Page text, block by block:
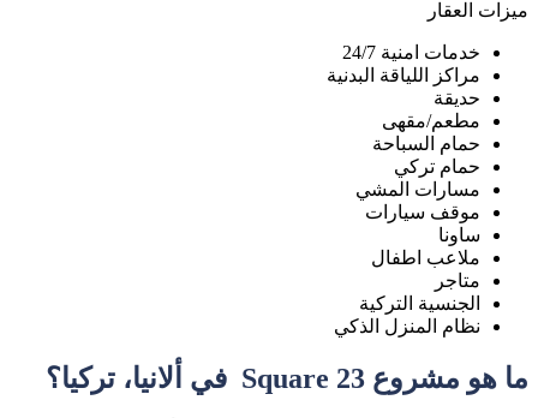
ميزات العقار
خدمات امنية 24/7
مراكز اللياقة البدنية
حديقة
مطعم/مقهى
حمام السباحة
حمام تركي
مسارات المشي
موقف سيارات
ساونا
ملاعب اطفال
متاجر
الجنسية التركية
نظام المنزل الذكي
ما هو مشروع Square 23 في ألانيا، تركيا؟